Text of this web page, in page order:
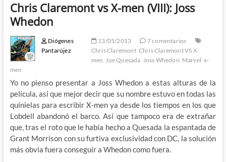
Chris Claremont vs X-men (VIII): Joss
Whedon
Diógenes
Pantarújez
13/05/2013
7 comentarios
Chris Claremont Chris Claremont VS X-
men Joe Quesada Joss Whedon Marvel x-
men
Yo no pienso presentar a Joss Whedon a estas alturas de la
película, asi que mejor decir que su nombre estuvo en todas las
quinielas para escribir X-men ya desde los tiempos en los que
Lobdell abandonó el barco. Así que tampoco era de extrañar
que, tras el roto que le había hecho a Quesada la espantada de
Grant Morrison con su furtiva exclusividad con DC, la solución
más obvia fuera conseguir a Whedon como fuera.